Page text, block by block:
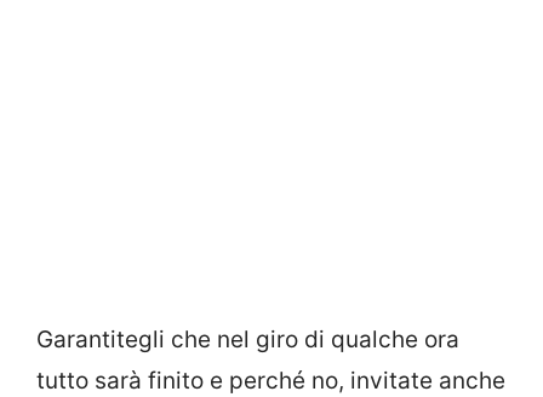
Garantitegli che nel giro di qualche ora
tutto sarà finito e perché no, invitate anche